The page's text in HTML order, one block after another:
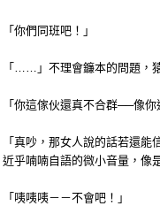
「你們同班吧！」
「……」不理會鐮本的問題，
「你這傢伙還真不合群──像
「真吵，那女人說的話若還
近乎喃喃自語的微小音量，像
「咦咦咦－－不會吧！」